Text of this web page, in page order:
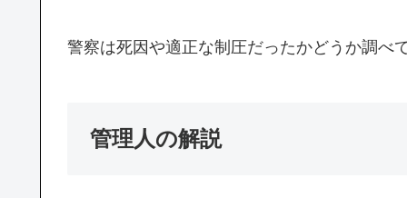
警察は死因や適正な制圧だったかどうか調べ
管理人の解説